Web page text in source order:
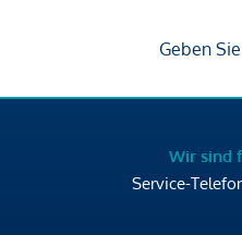
Geben
Wir sind
Service-